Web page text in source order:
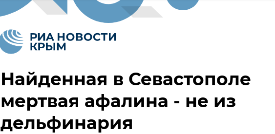
Найденная в Севастополе
мертвая афалина - не из
дельфинария